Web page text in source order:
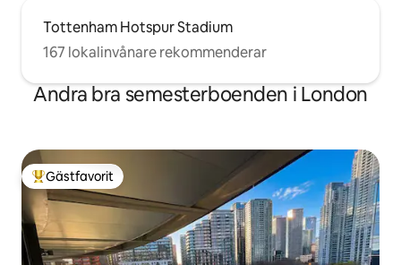
Tottenham Hotspur Stadium
167 lokalinvånare rekommenderar
Andra bra semesterboenden i London
Populär gästfavorit
Gästfavorit